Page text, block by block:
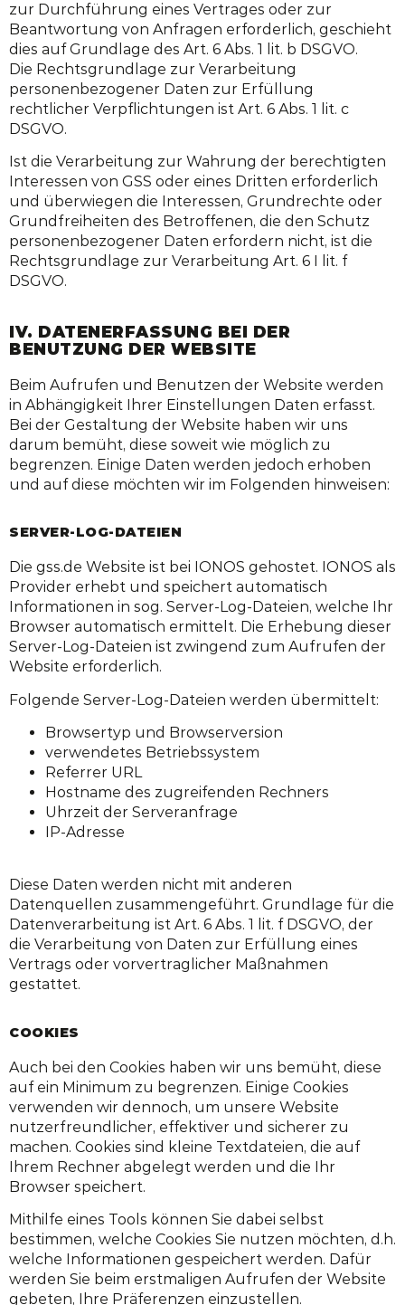
zur Durchführung eines Vertrages oder zur
Beantwortung von Anfragen erforderlich, geschieht
dies auf Grundlage des Art. 6 Abs. 1 lit. b DSGVO.
Die Rechtsgrundlage zur Verarbeitung
personenbezogener Daten zur Erfüllung
rechtlicher Verpflichtungen ist Art. 6 Abs. 1 lit. c
DSGVO.
Ist die Verarbeitung zur Wahrung der berechtigten
Interessen von GSS oder eines Dritten erforderlich
und überwiegen die Interessen, Grundrechte oder
Grundfreiheiten des Betroffenen, die den Schutz
personenbezogener Daten erfordern nicht, ist die
Rechtsgrundlage zur Verarbeitung Art. 6 I lit. f
DSGVO.
IV. DATENERFASSUNG BEI DER
BENUTZUNG DER WEBSITE
Beim Aufrufen und Benutzen der Website werden
in Abhängigkeit Ihrer Einstellungen Daten erfasst.
Bei der Gestaltung der Website haben wir uns
darum bemüht, diese soweit wie möglich zu
begrenzen. Einige Daten werden jedoch erhoben
und auf diese möchten wir im Folgenden hinweisen:
SERVER-LOG-DATEIEN
Die gss.de Website ist bei IONOS gehostet. IONOS als
Provider erhebt und speichert automatisch
Informationen in sog. Server-Log-Dateien, welche Ihr
Browser automatisch ermittelt. Die Erhebung dieser
Server-Log-Dateien ist zwingend zum Aufrufen der
Website erforderlich.
Folgende Server-Log-Dateien werden übermittelt:
Browsertyp und Browserversion
verwendetes Betriebssystem
Referrer URL
Hostname des zugreifenden Rechners
Uhrzeit der Serveranfrage
IP-Adresse
Diese Daten werden nicht mit anderen
Datenquellen zusammengeführt. Grundlage für die
Datenverarbeitung ist Art. 6 Abs. 1 lit. f DSGVO, der
die Verarbeitung von Daten zur Erfüllung eines
Vertrags oder vorvertraglicher Maßnahmen
gestattet.
COOKIES
Auch bei den Cookies haben wir uns bemüht, diese
auf ein Minimum zu begrenzen. Einige Cookies
verwenden wir dennoch, um unsere Website
nutzerfreundlicher, effektiver und sicherer zu
machen. Cookies sind kleine Textdateien, die auf
Ihrem Rechner abgelegt werden und die Ihr
Browser speichert.
Mithilfe eines Tools können Sie dabei selbst
bestimmen, welche Cookies Sie nutzen möchten, d.h.
welche Informationen gespeichert werden. Dafür
werden Sie beim erstmaligen Aufrufen der Website
gebeten, Ihre Präferenzen einzustellen.